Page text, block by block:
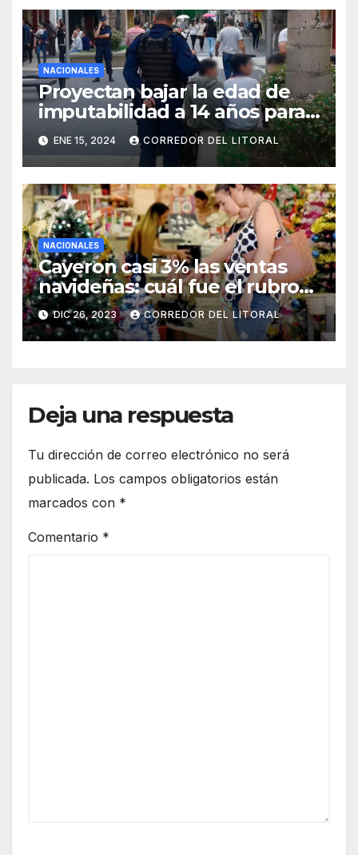
NACIONALES
Proyectan bajar la edad de
imputabilidad a 14 años para
todo tipo de delitos
ENE 15, 2024 CORREDOR DEL LITORAL
NACIONALES
Cayeron casi 3% las ventas
navideñas: cuál fue el rubro
más afectado
DIC 26, 2023 CORREDOR DEL LITORAL
Deja una respuesta
Tu dirección de correo electrónico no será
publicada. Los campos obligatorios están
marcados con *
Comentario *